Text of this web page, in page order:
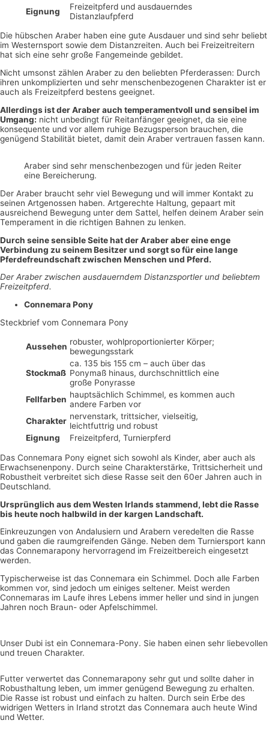
Eignung
Freizeitpferd und ausdauerndes
Distanzlaufpferd
Die hübschen Araber haben eine gute Ausdauer und sind sehr beliebt
im Westernsport sowie dem Distanzreiten. Auch bei Freizeitreitern
hat sich eine sehr große Fangemeinde gebildet.
Nicht umsonst zählen Araber zu den beliebten Pferderassen: Durch
ihren unkomplizierten und sehr menschenbezogenen Charakter ist er
auch als Freizeitpferd bestens geeignet.
Allerdings ist der Araber auch temperamentvoll und sensibel im
Umgang: nicht unbedingt für Reitanfänger geeignet, da sie eine
konsequente und vor allem ruhige Bezugsperson brauchen, die
genügend Stabilität bietet, damit dein Araber vertrauen fassen kann.
Araber sind sehr menschenbezogen und für jeden Reiter
eine Bereicherung.
Der Araber braucht sehr viel Bewegung und will immer Kontakt zu
seinen Artgenossen haben. Artgerechte Haltung, gepaart mit
ausreichend Bewegung unter dem Sattel, helfen deinem Araber sein
Temperament in die richtigen Bahnen zu lenken.
Durch seine sensible Seite hat der Araber aber eine enge
Verbindung zu seinem Besitzer und sorgt so für eine lange
Pferdefreundschaft zwischen Menschen und Pferd.
Der Araber zwischen ausdauerndem Distanzsportler und beliebtem
Freizeitpferd.
Connemara Pony
Steckbrief vom Connemara Pony
Aussehen robuster, wohlproportionierter Körper;
bewegungsstark
Stockmaß
ca. 135 bis 155 cm – auch über das
Ponymaß hinaus, durchschnittlich eine
große Ponyrasse
Fellfarben hauptsächlich Schimmel, es kommen auch
andere Farben vor
Charakter nervenstark, trittsicher, vielseitig,
leichtfuttrig und robust
Eignung
Freizeitpferd, Turnierpferd
Das Connemara Pony eignet sich sowohl als Kinder, aber auch als
Erwachsenenpony. Durch seine Charakterstärke, Trittsicherheit und
Robustheit verbreitet sich diese Rasse seit den 60er Jahren auch in
Deutschland.
Ursprünglich aus dem Westen Irlands stammend, lebt die Rasse
bis heute noch halbwild in der kargen Landschaft.
Einkreuzungen von Andalusiern und Arabern veredelten die Rasse
und gaben die raumgreifenden Gänge. Neben dem Turniersport kann
das Connemarapony hervorragend im Freizeitbereich eingesetzt
werden.
Typischerweise ist das Connemara ein Schimmel. Doch alle Farben
kommen vor, sind jedoch um einiges seltener. Meist werden
Connemaras im Laufe ihres Lebens immer heller und sind in jungen
Jahren noch Braun- oder Apfelschimmel.
Unser Dubi ist ein Connemara-Pony. Sie haben einen sehr liebevollen
und treuen Charakter.
Futter verwertet das Connemarapony sehr gut und sollte daher in
Robusthaltung leben, um immer genügend Bewegung zu erhalten.
Die Rasse ist robust und einfach zu halten. Durch sein Erbe des
widrigen Wetters in Irland strotzt das Connemara auch heute Wind
und Wetter.